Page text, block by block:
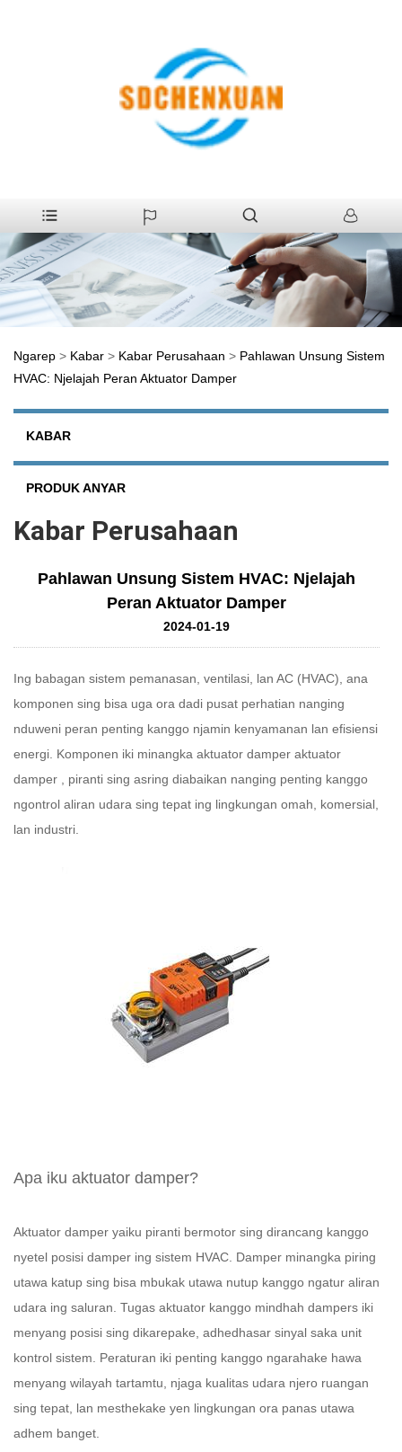
Ngarep > Kabar > Kabar Perusahaan > Pahlawan Unsung Sistem
HVAC: Njelajah Peran Aktuator Damper
KABAR
PRODUK ANYAR
Kabar Perusahaan
Pahlawan Unsung Sistem HVAC: Njelajah
Peran Aktuator Damper
2024-01-19
Ing babagan sistem pemanasan, ventilasi, lan AC (HVAC), ana
komponen sing bisa uga ora dadi pusat perhatian nanging
nduweni peran penting kanggo njamin kenyamanan lan efisiensi
energi. Komponen iki minangka aktuator damper aktuator
damper
, piranti sing asring diabaikan nanging penting kanggo
ngontrol aliran udara sing tepat ing lingkungan omah, komersial,
lan industri.
Apa iku aktuator damper?
Aktuator damper yaiku piranti bermotor sing dirancang kanggo
nyetel posisi damper ing sistem HVAC. Damper minangka piring
utawa katup sing bisa mbukak utawa nutup kanggo ngatur aliran
udara ing saluran. Tugas aktuator kanggo mindhah dampers iki
menyang posisi sing dikarepake, adhedhasar sinyal saka unit
kontrol sistem. Peraturan iki penting kanggo ngarahake hawa
menyang wilayah tartamtu, njaga kualitas udara njero ruangan
sing tepat, lan mesthekake yen lingkungan ora panas utawa
adhem banget.